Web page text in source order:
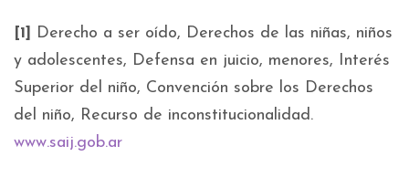
[1]
Derecho a ser oído, Derechos de las niñas, niños
y adolescentes, Defensa en juicio, menores, Interés
Superior del niño, Convención sobre los Derechos
del niño, Recurso de inconstitucionalidad.
www.saij.gob.ar